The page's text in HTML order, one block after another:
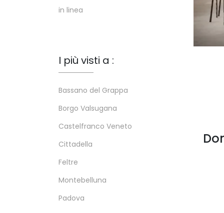
in linea
I più visti a :
Bassano del Grappa
Borgo Valsugana
Castelfranco Veneto
Cittadella
Feltre
Montebelluna
Padova